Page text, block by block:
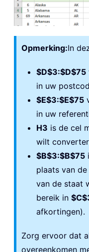
Opmerking:In
$D$3:$D$75
in uw
$E$3:$E$75
in uw
H3 is de cel
wilt
$B$3:$B$75
plaats van
van de staat
bereik in
afkortingen).
Zorg ervoor dat
overeenkomen